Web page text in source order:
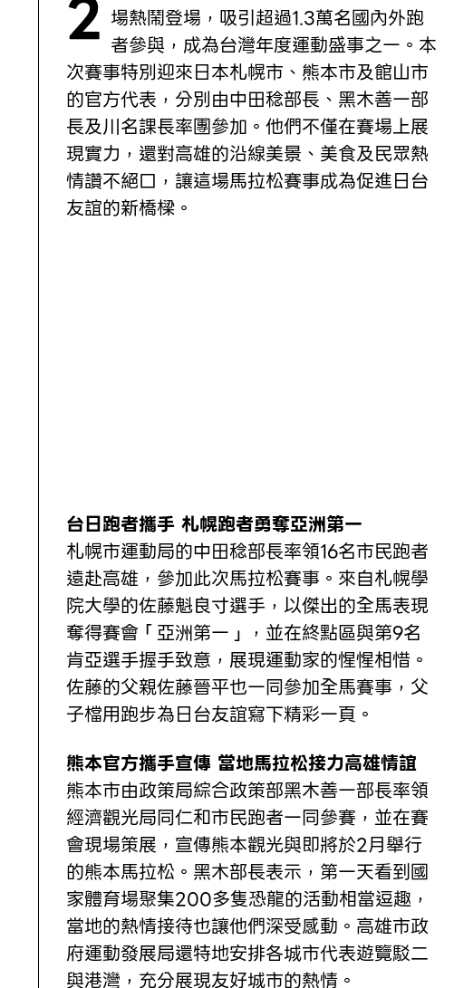
2025高雄富邦馬拉松日前於高雄國家體育 場熱鬧登場，吸引超過1.3萬名國內外跑
者參與，成為台灣年度運動盛事之一。本
次賽事特別迎來日本札幌市、熊本市及館山市
的官方代表，分別由中田稔部長、黑木善一部
長及川名課長率團參加。他們不僅在賽場上展
現實力，還對高雄的沿線美景、美食及民眾熱
情讚不絕口，讓這場馬拉松賽事成為促進日台
友誼的新橋樑。
台日跑者攜手 札幌跑者勇奪亞洲第一
札幌市運動局的中田稔部長率領16名市民跑者
遠赴高雄，參加此次馬拉松賽事。來自札幌學
院大學的佐藤魁良寸選手，以傑出的全馬表現
奪得賽會「亞洲第一」，並在終點區與第9名
肯亞選手握手致意，展現運動家的惺惺相惜。
佐藤的父親佐藤晉平也一同參加全馬賽事，父
子檔用跑步為日台友誼寫下精彩一頁。
熊本官方攜手宣傳 當地馬拉松接力高雄情誼
熊本市由政策局綜合政策部黑木善一部長率領
經濟觀光局同仁和市民跑者一同參賽，並在賽
會現場策展，宣傳熊本觀光與即將於2月舉行
的熊本馬拉松。黑木部長表示，第一天看到國
家體育場聚集200多隻恐龍的活動相當逗趣，
當地的熱情接待也讓他們深受感動。高雄市政
府運動發展局還特地安排各城市代表遊覽駁二
與港灣，充分展現友好城市的熱情。